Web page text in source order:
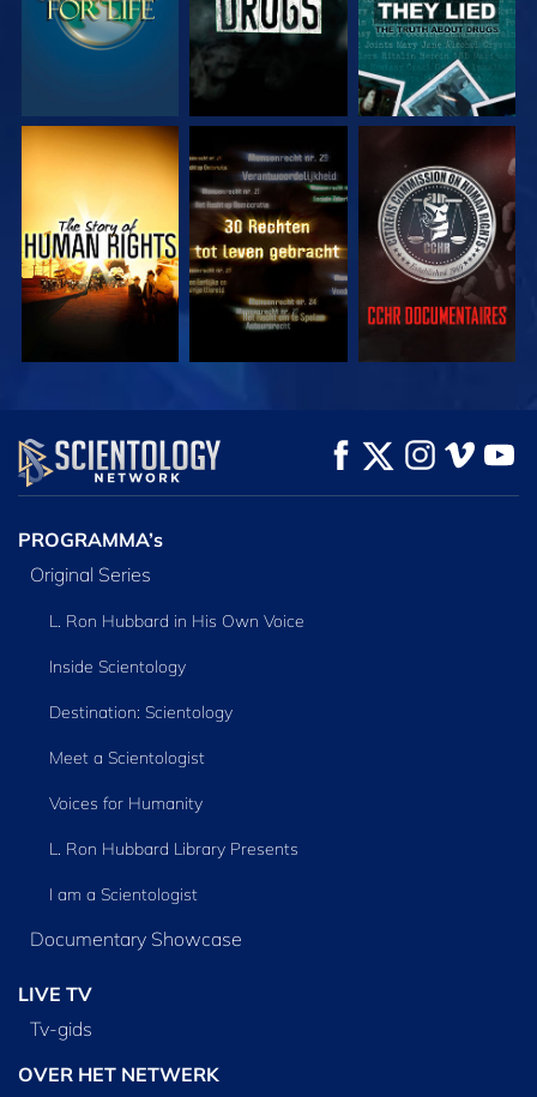
KIJK KIJK KIJK
KIJK VERKEN DE SERIE
PROGRAMMA’s
Original Series
L. Ron Hubbard in His Own Voice
Inside Scientology
Destination: Scientology
Meet a Scientologist
Voices for Humanity
L. Ron Hubbard Library Presents
I am a Scientologist
Documentary Showcase
LIVE TV
Tv‑gids
OVER HET NETWERK